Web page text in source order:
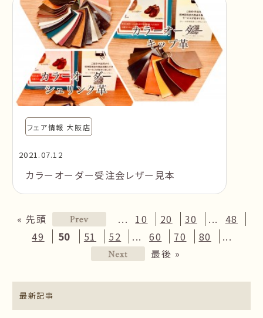
フェア情報 大阪店
2021.07.12
カラーオーダー受注会レザー見本
« 先頭 ... 10 20 30 ...
48
49
50 51 52 ... 60 70 80
...
最後 »
最新記事